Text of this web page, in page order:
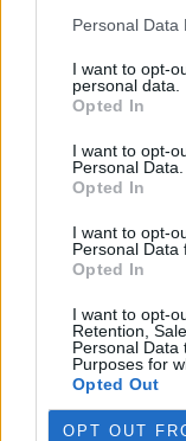
Personal Data
I want to opt-
personal data.
Opted In
I want to opt-
Personal Data.
Opted In
I want to opt-
Personal Data
Opted In
I want to opt-
Retention,
Personal Data
Purposes for
Opted Out
OPT OUT
nebudou tolerovány.
Luboš Pavlovič:
připomínkovat
3.8.2026
Diskuse: 16
do Pardubic.
životní prostředí
Kilian Kaminski:
Budou ale